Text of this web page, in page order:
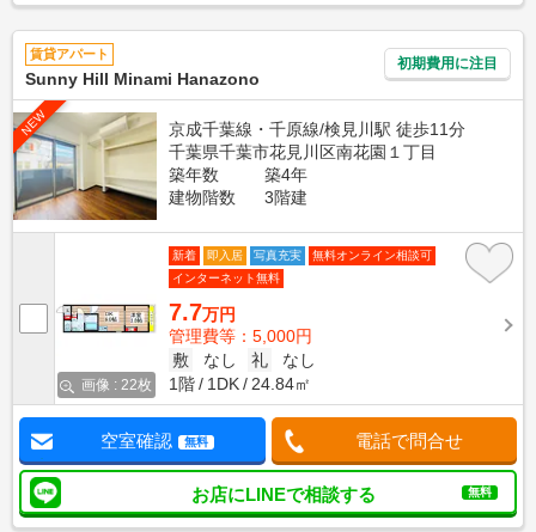
賃貸アパート
Sunny Hill Minami Hanazono
初期費用に注目
NEW
京成千葉線・千原線/検見川駅 徒歩11分
千葉県千葉市花見川区南花園１丁目
築年数
築4年
建物階数
3階建
画像 : 22枚
新着 即入居 写真充実
無料オンライン相談可
インターネット無料
7.7万円
管理費等：5,000円
敷
なし 礼
なし
1階
1DK 24.84㎡
空室確認 無料 電話で問合せ
お店にLINEで相談する 無料